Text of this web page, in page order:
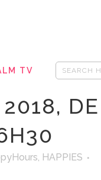
TV
21
DE
, HAPPIES